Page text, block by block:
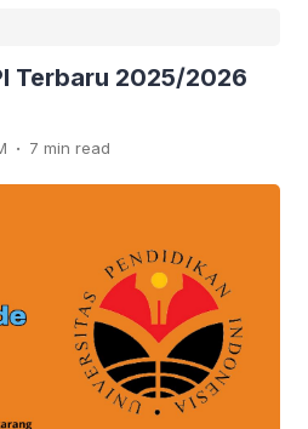
Terbaru 2025/2026
. 7 min read